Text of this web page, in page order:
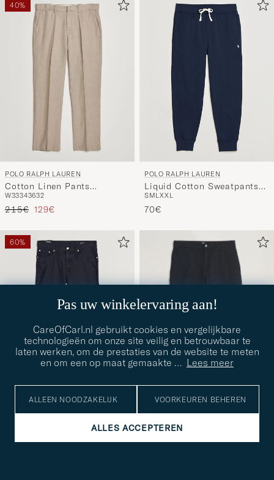
40%
POLO RALPH LAUREN
Cotton Linen Pants
Madison Tan Stone Grey
W33343632
Reguliere prijs
215€ Verlaagd prijs
129€
POLO RALPH LAUREN
Liquid Cotton Sweatpants
Navy
SMLXXL
70€
60%
Slim Fit Cotton/Linen 5-
Pocket Pants Evening Blue
Reguliere prijs
Verlaagd prijs
Aden Regular Fit Chinos
Navy Blue
VEEL MATEN BESCHIKBAAR
Pas uw winkelervaring aan!
CareOfCarl.nl gebruikt cookies en vergelijkbare
technologieën om onze site veilig en betrouwbaar te
laten werken, om de prestaties van de website te meten
en om een op maat gemaakte … Lees meer
ALLEEN NOODZAKELIJK VOORKEUREN BEHEREN
ALLES ACCEPTEREN